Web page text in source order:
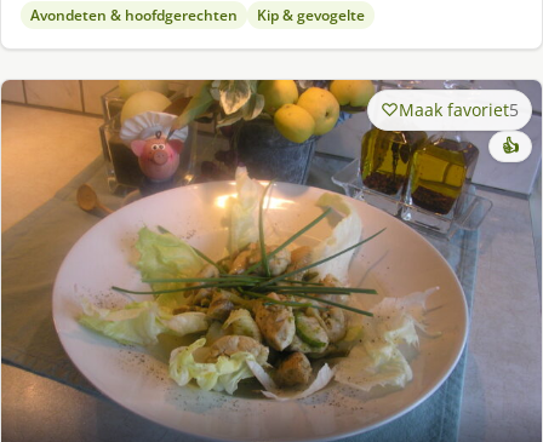
Avondeten & hoofdgerechten Kip & gevogelte
Maak favoriet5
👍